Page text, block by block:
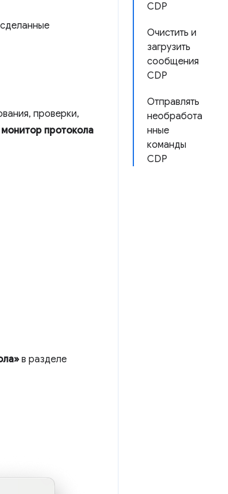
CDP
Очистить и
загрузить
сообщения
CDP
Отправлять
необработа
нные
команды
CDP
проверки,
монитор протокола
в разделе